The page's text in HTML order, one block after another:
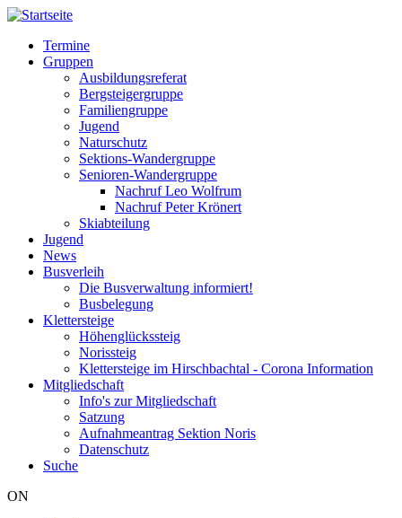
Direkt
Inhalt
Hauptnavigation
Termine
Gruppen
Ausbildungsreferat
Bergsteigergruppe
Familiengruppe
Jugend
Naturschutz
Sektions-Wandergruppe
Senioren-Wandergruppe
Nachruf Leo Wolfrum
Nachruf Peter Krönert
Skiabteilung
Jugend
News
Busverleih
Die Busverwaltung informiert!
Busbelegung
Klettersteige
Höhenglückssteig
Norissteig
Klettersteige im Hirschbachtal - Corona Information
Mitgliedschaft
Info's zur Mitgliedschaft
Satzung
Aufnahmeantrag Sektion Noris
Datenschutz
Suche
ON